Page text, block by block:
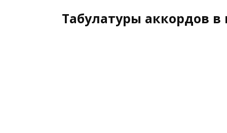
Табулатуры аккордов в